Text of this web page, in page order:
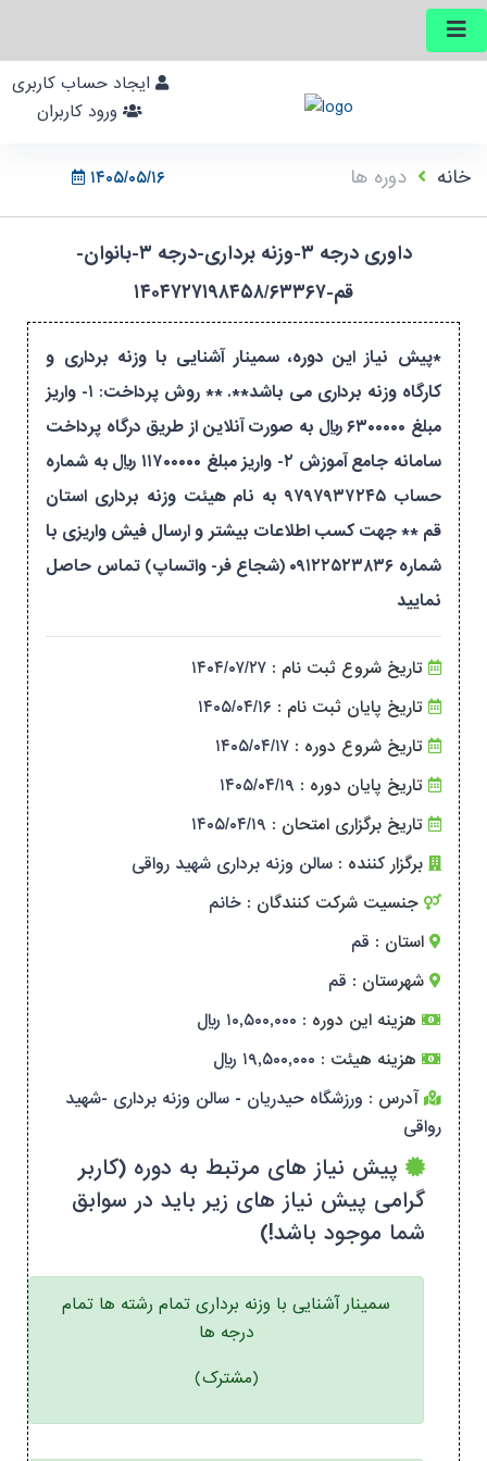
۱۴۰۵/۰۵/۱۶ خانه دوره ها
داوری درجه ۳-وزنه برداری-درجه ۳-بانوان-
قم-۱۴۰۴۷۲۷۱۹۸۴۵۸/۶۳۳۶۷
*پیش نیاز این دوره، سمینار آشنایی با وزنه برداری و
کارگاه وزنه برداری می باشد**. ** روش پرداخت: ۱- واریز
مبلغ ۶۳۰۰۰۰۰ ریال به صورت آنلاین از طریق درگاه پرداخت
سامانه جامع آموزش ۲- واریز مبلغ ۱۱۷۰۰۰۰۰ ریال به شماره
حساب ۹۷۹۷۹۳۷۲۴۵ به نام هیئت وزنه برداری استان
قم ** جهت کسب اطلاعات بیشتر و ارسال فیش واریزی با
شماره ۰۹۱۲۲۵۲۳۸۳۶ (شجاع فر- واتساپ) تماس حاصل
نمایید
تاریخ شروع ثبت نام : ۱۴۰۴/۰۷/۲۷
تاریخ پایان ثبت نام : ۱۴۰۵/۰۴/۱۶
تاریخ شروع دوره : ۱۴۰۵/۰۴/۱۷
تاریخ پایان دوره : ۱۴۰۵/۰۴/۱۹
تاریخ برگزاری امتحان : ۱۴۰۵/۰۴/۱۹
برگزار کننده : سالن وزنه برداری شهید رواقی
جنسیت شرکت کنندگان : خانم
استان : قم
شهرستان : قم
هزینه این دوره : ۱۰,۵۰۰,۰۰۰ ریال
هزینه هیئت : ۱۹,۵۰۰,۰۰۰ ریال
آدرس : ورزشگاه حیدریان - سالن وزنه برداری -شهید
رواقی
پیش نیاز های مرتبط به دوره (کاربر
گرامی پیش نیاز های زیر باید در سوابق
شما موجود باشد!)
سمینار آشنایی با وزنه برداری تمام رشته ها تمام
درجه ها
(مشترک)